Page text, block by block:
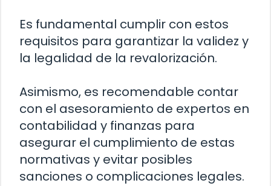
Es fundamental cumplir con estos
requisitos para garantizar la validez y
la legalidad de la revalorización.
Asimismo, es recomendable contar
con el asesoramiento de expertos en
contabilidad y finanzas para
asegurar el cumplimiento de estas
normativas y evitar posibles
sanciones o complicaciones legales.